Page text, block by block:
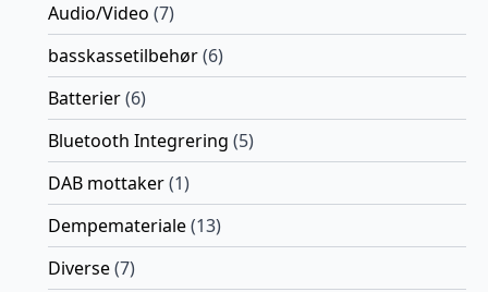
Audio/Video (7)
basskassetilbehør(6)
Batterier(6)
Bluetooth Integrering (5)
DAB mottaker(1)
Dempemateriale(13)
Diverse(7)